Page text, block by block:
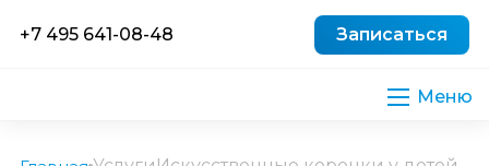
+7 495 641-08-48 Записаться